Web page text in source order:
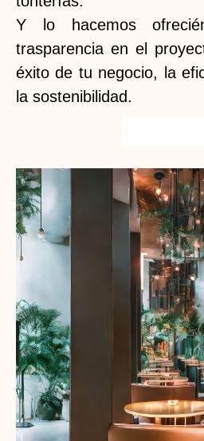
Y lo hacemos
trasparencia en el
éxito de tu negocio, la
la sostenibilidad.